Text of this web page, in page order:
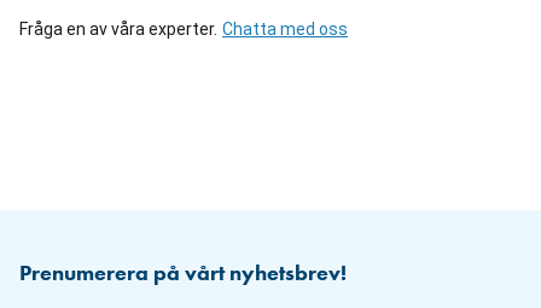
Fråga en av våra experter. Chatta med oss
Prenumerera på vårt nyhetsbrev!